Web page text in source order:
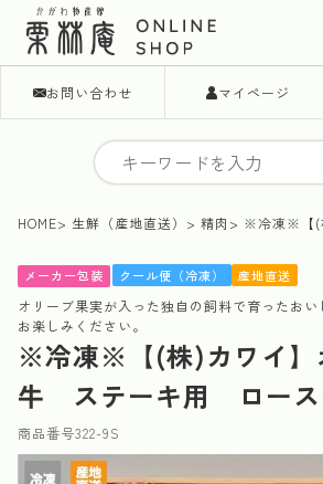
お問い合わせ マイページ
HOME 生鮮（産地直送） 精肉 ※冷凍※【(
メーカー包装 クール便（冷凍） 産地直送
オリーブ果実が入った独自の飼料で育ったお
お楽しみください。
※冷凍※【(株)カワイ】
牛 ステーキ用 ロース
商品番号322-9S